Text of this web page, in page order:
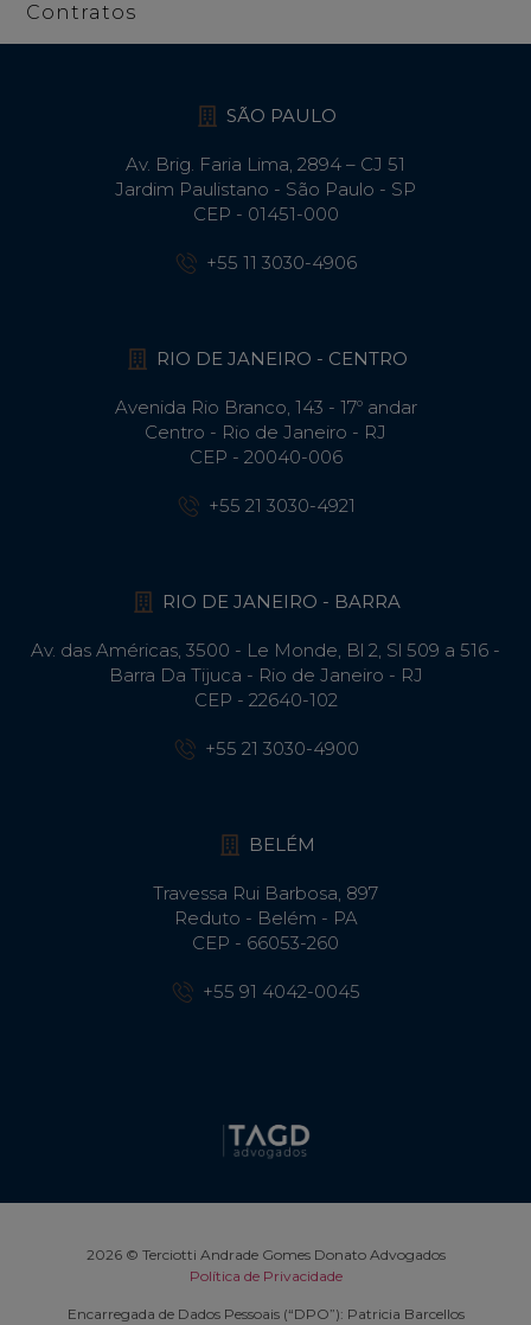
Contratos
SÃO PAULO
Av. Brig. Faria Lima, 2894 – CJ 51
Jardim Paulistano - São Paulo - SP
CEP - 01451-000
+55 11 3030-4906
RIO DE JANEIRO - CENTRO
Avenida Rio Branco, 143 - 17º andar
Centro - Rio de Janeiro - RJ
CEP - 20040-006
+55 21 3030-4921
RIO DE JANEIRO - BARRA
Av. das Américas, 3500 - Le Monde, Bl 2, Sl 509 a 516 -
Barra Da Tijuca - Rio de Janeiro - RJ
CEP - 22640-102​
+55 21 3030-4900
BELÉM
Travessa Rui Barbosa, 897
Reduto - Belém - PA
CEP - 66053-260
+55 91 4042-0045
2026 © Terciotti Andrade Gomes Donato Advogados
Política de Privacidade
Encarregada de Dados Pessoais (“DPO”): Patricia Barcellos